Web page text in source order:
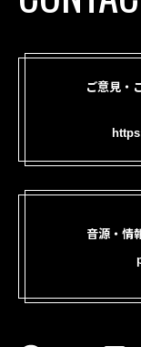
ご意見・
音源・情